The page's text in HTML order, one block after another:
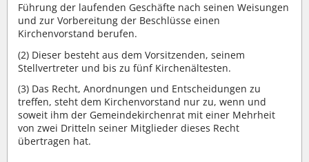
Führung der laufenden Geschäfte nach seinen Weisungen
und zur Vorbereitung der Beschlüsse einen
Kirchenvorstand berufen.
(2) Dieser besteht aus dem Vorsitzenden, seinem
Stellvertreter und bis zu fünf Kirchenältesten.
(3) Das Recht, Anordnungen und Entscheidungen zu
treffen, steht dem Kirchenvorstand nur zu, wenn und
soweit ihm der Gemeindekirchenrat mit einer Mehrheit
von zwei Dritteln seiner Mitglieder dieses Recht
übertragen hat.